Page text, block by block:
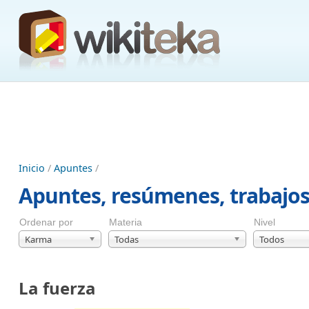
Inicio / Apuntes /
Apuntes, resúmenes,
Ordenar por
Karma
Materia
Todas
Nivel
Todos
La fuerza